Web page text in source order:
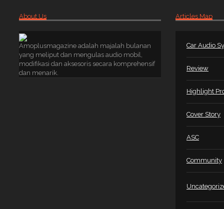
About Us
Amoplusmagazine adalah majalah bulanan
yang meliput dan mengulas audio mobil,
modifikasi dan aksesoris secara komprehensif
dan menarik.
Articles Map
Car Audio
Review
Highlight
Cover Story
ASC
Community